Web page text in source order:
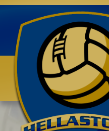
Benvenuti su